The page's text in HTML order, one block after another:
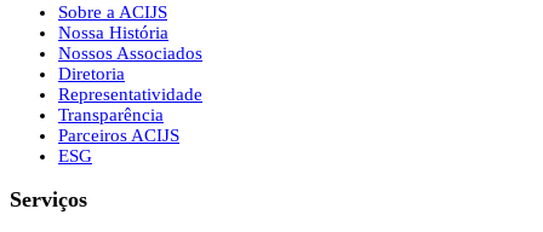
Sobre a ACIJS
Nossa História
Nossos Associados
Diretoria
Representatividade
Transparência
Parceiros ACIJS
ESG
Serviços